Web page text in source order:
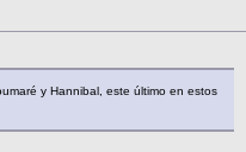
y Hannibal, este último en estos